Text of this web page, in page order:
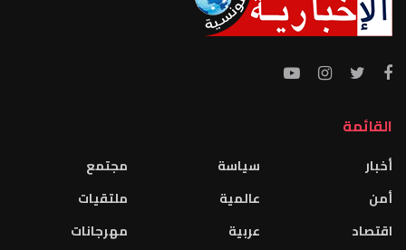
القائمة
أخبار
أمن
اقتصاد
سياسة
عالمية
عربية
مجتمع
ملتقيات
مهرجانات